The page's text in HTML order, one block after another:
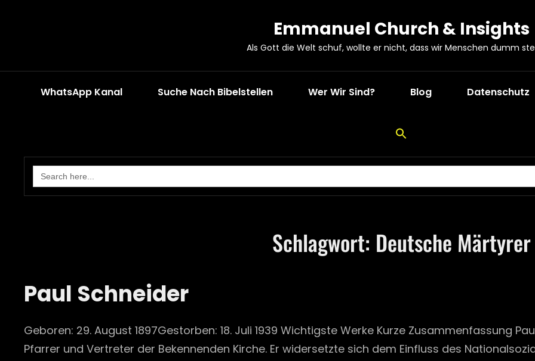
Emmanuel Church & Insights
Als Gott die Welt schuf, wollte er nicht, dass wir Menschen dumm
WhatsApp Kanal Suche Nach Bibelstellen Wer Wir Sind? Blog Datenschutz
Search
for:
Schlagwort: Deutsche Märtyrer
Paul Schneider
Geboren: 29. August 1897Gestorben: 18. Juli 1939 Wichtigste Werke Kurze Zusammenfassung
Pfarrer und Vertreter der Bekennenden Kirche. Er widersetzte sich dem Einfluss des